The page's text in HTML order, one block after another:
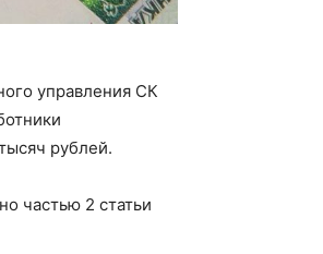
управления СК
рублей.
частью 2 статьи